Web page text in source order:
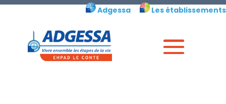
Skip
Adgessa Les établissements